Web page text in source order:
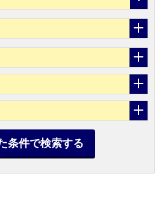
条件で検索する